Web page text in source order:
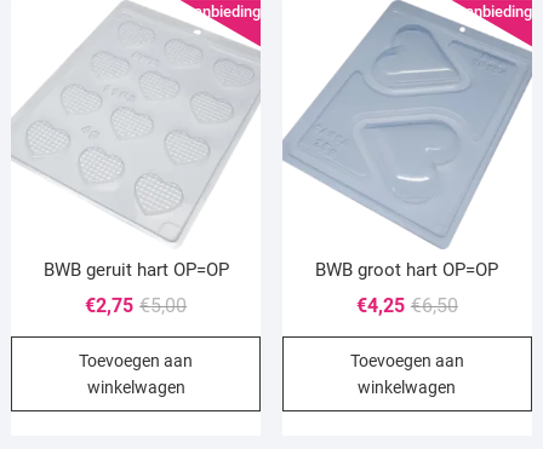
Aanbieding!
BWB geruit hart OP=OP
€5,00Oorspronkelijke
prijs
was:
€2,75
Huidige
prijs
is:
Toevoegen aan
winkelwagen
Aanbieding!
BWB groot hart OP=OP
€6,50
prijs
was:
€4,25
Huidige
prijs
is:
Toevoegen aan
winkelwagen